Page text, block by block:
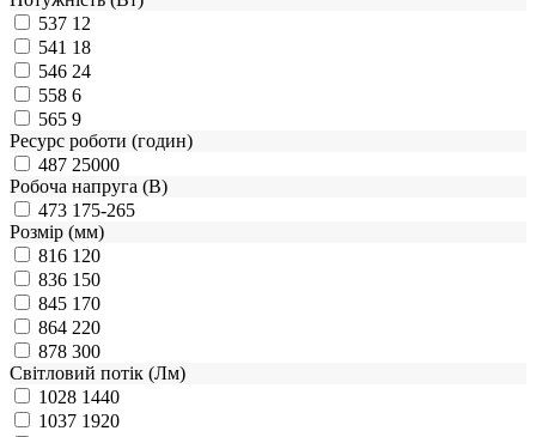
537 12
541 18
546 24
558 6
565 9
Ресурс роботи (годин)
487 25000
Робоча напруга (В)
473 175-265
Розмір (мм)
816 120
836 150
845 170
864 220
878 300
Світловий потік (Лм)
1028 1440
1037 1920